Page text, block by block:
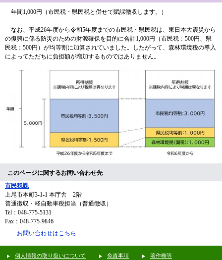
年間1,000円（市民税・県民税と併せて賦課徴収します。）
なお、平成26年度から令和5年度までの市民税・県民税は、東日本大震災から
の復興に係る防災のための財源確保を目的に合計1,000円（市民税：500円、県
民税：500円）が均等割に加算されていました。したがって、森林環境税の導入
によってただちに負担額が増加するものではありません。
このページに関するお問い合わせ先
市民税課
上尾市本町3-1-1 本庁舎 2階
普通徴収・軽自動車税担当（普通徴収）
Tel：048-775-5131
Fax：048-775-9846
お問い合わせはこちら
個人情報の取り扱いについて 免責事項 著作権等